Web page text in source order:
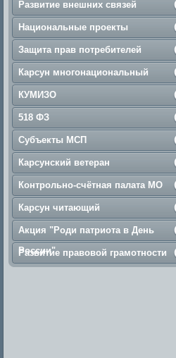
Развитие внешних связей
Национальные проекты
Защита прав потребителей
Карсун многонациональный
КУМИЗО
518 ФЗ
Субъекты МСП
Карсунский ветеран
Контрольно-счётная палата МО
Карсун читающий
Акция "Роди патриота в День
России"
Развитие правовой грамотности